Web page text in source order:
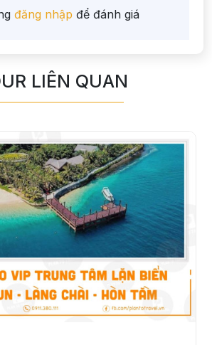
đăng nhập để đánh giá
LIÊN QUAN